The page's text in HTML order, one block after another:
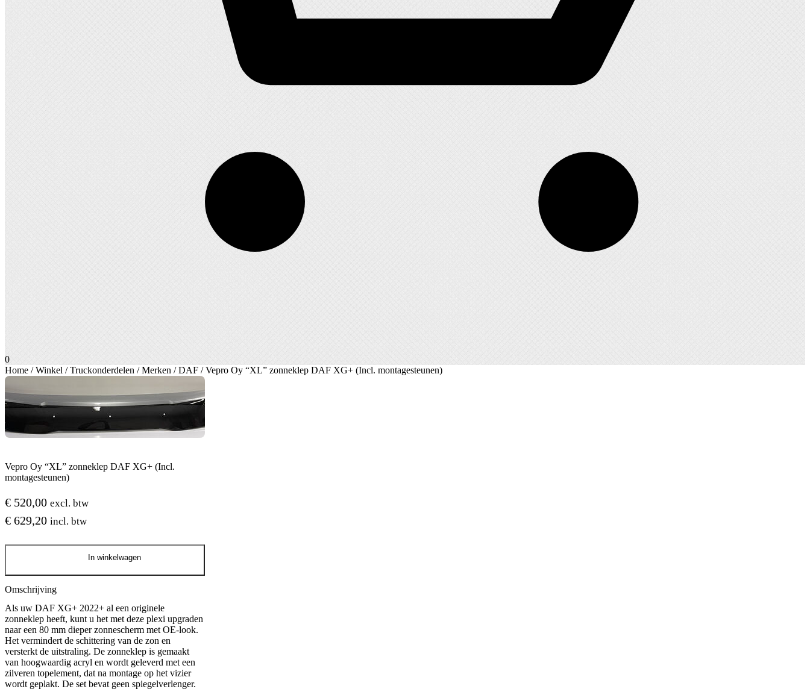
0
Home /Winkel /Truckonderdelen /Merken /DAF / Vepro Oy “XL” zonneklep DAF XG+ (Incl. montagesteunen)
Vepro Oy “XL” zonneklep DAF XG+ (Incl.
montagesteunen)
€ 520,00 excl. btw
€ 629,20 incl. btw
Vepro
DAF
XG+
(Incl.
montagesteunen)
aantal
In winkelwagen
Omschrijving
Als uw DAF XG+ 2022+ al een originele
zonneklep heeft, kunt u het met deze plexi upgraden
naar een 80 mm dieper zonnescherm met OE-look.
Het vermindert de schittering van de zon en
versterkt de uitstraling. De zonneklep is gemaakt
van hoogwaardig acryl en wordt geleverd met een
zilveren topelement, dat na montage op het vizier
wordt geplakt. De set bevat geen spiegelverlenger.